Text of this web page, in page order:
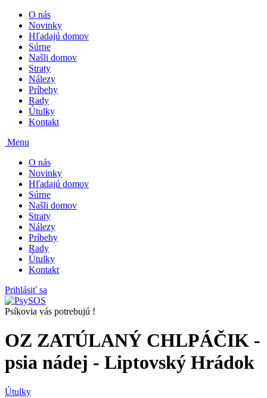
O nás
Novinky
Hľadajú domov
Súrne
Našli domov
Straty
Nálezy
Príbehy
Rady
Útulky
Kontakt
Menu
O nás
Novinky
Hľadajú domov
Súrne
Našli domov
Straty
Nálezy
Príbehy
Rady
Útulky
Kontakt
Prihlásiť sa
Psíkovia vás potrebujú !
OZ ZATÚLANÝ CHLPÁČIK -
psia nádej - Liptovský Hrádok
Útulky